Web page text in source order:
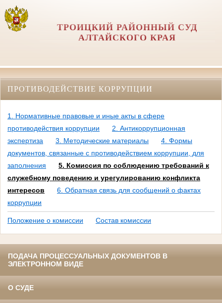
ТРОИЦКИЙ РАЙОННЫЙ СУД
АЛТАЙСКОГО КРАЯ
ПРОТИВОДЕЙСТВИЕ КОРРУПЦИИ
1. Нормативные правовые и иные акты в сфере
противодействия коррупции
2. Антикоррупционная
экспертиза
3. Методические материалы
4. Формы
документов, связанные с противодействием коррупции, для
заполнения
5. Комиссия по соблюдению требований к
служебному поведению и урегулированию конфликта
интересов
6. Обратная связь для сообщений о фактах
коррупции
Положение о комиссии Состав комиссии
ПОДАЧА ПРОЦЕССУАЛЬНЫХ ДОКУМЕНТОВ В
ЭЛЕКТРОННОМ ВИДЕ
О СУДЕ